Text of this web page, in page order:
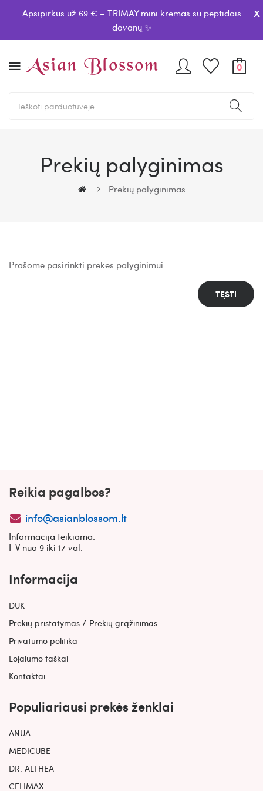
Apsipirkus už 69 € – TRIMAY mini kremas su peptidais
dovanų ✨
x
0
Prekių palyginimas
Prekių palyginimas
Prašome pasirinkti prekes palyginimui.
TĘSTI
Reikia pagalbos?
info@asianblossom.lt
Informacija teikiama:
I-V nuo 9 iki 17 val.
Informacija
DUK
Prekių pristatymas / Prekių grąžinimas
Privatumo politika
Lojalumo taškai
Kontaktai
Populiariausi prekės ženklai
ANUA
MEDICUBE
DR. ALTHEA
CELIMAX